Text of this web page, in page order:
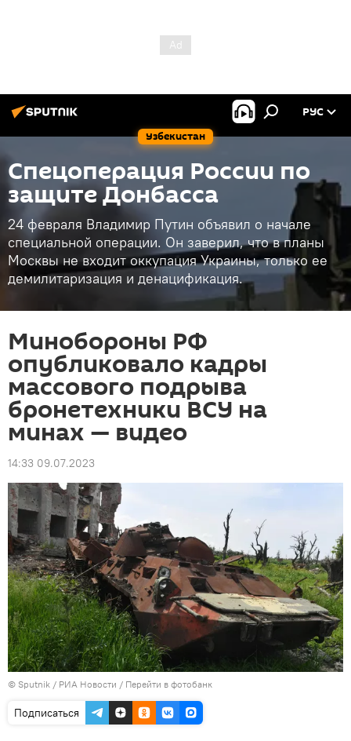
Узбекистан
РУС
Спецоперация России по
защите Донбасса
24 февраля Владимир Путин объявил о начале
специальной операции. Он заверил, что в планы
Москвы не входит оккупация Украины, только ее
демилитаризация и денацификация.
Минобороны РФ
опубликовало кадры
массового подрыва
бронетехники ВСУ на
минах — видео
14:33 09.07.2023
© Sputnik / РИА Новости / Перейти в фотобанк
Подписаться